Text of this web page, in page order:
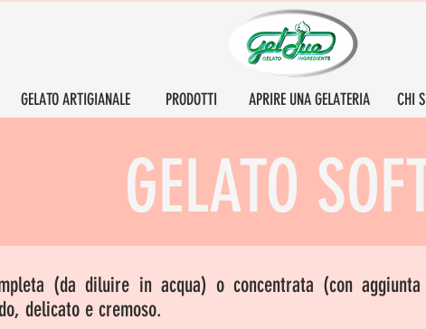
GELATO ARTIGIANALE PRODOTTI APRIRE UNA GELATERIA CHI
GELATO
(da diluire in acqua) o concentrata (con
delicato e cremoso.